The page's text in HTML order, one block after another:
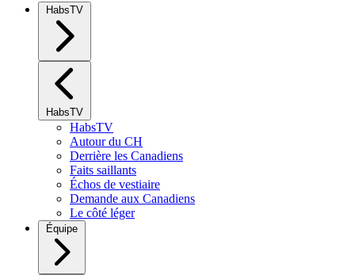
HabsTV
HabsTV
HabsTV
Autour du CH
Derrière les Canadiens
Faits saillants
Échos de vestiaire
Demande aux Canadiens
Le côté léger
Équipe